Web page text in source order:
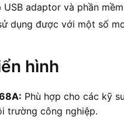
USB adaptor và phần
dụng được với một số
hình
Phù hợp cho các kỹ
trường công nghiệp.